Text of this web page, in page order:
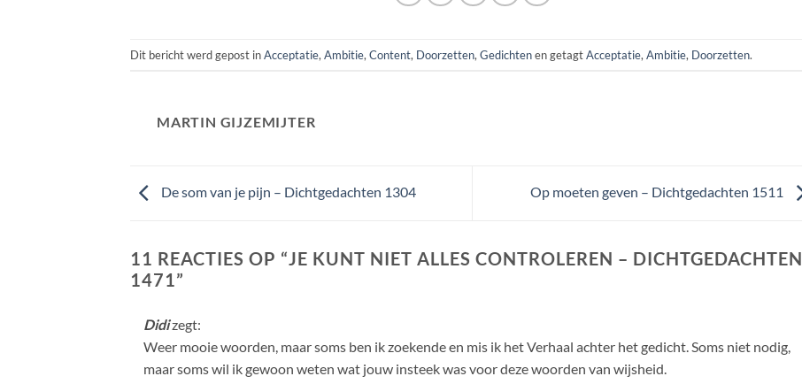
Dit bericht werd gepost inAcceptatie, Ambitie, Content, Doorzetten, Gedichtenen getagtAcceptatie, Ambitie, Doorzetten.
MARTIN GIJZEMIJTER
De som van je pijn – Dichtgedachten 1304 Op moeten geven – Dichtgedachten 1511
11 REACTIES OP “ JE KUNT NIET ALLES CONTROLEREN – DICHTGEDACHTEN
1471 ”
Didizegt:
Weer mooie woorden, maar soms ben ik zoekende en mis ik het Verhaal achter het gedicht. Soms niet nodig,
maar soms wil ik gewoon weten wat jouw insteek was voor deze woorden van wijsheid.